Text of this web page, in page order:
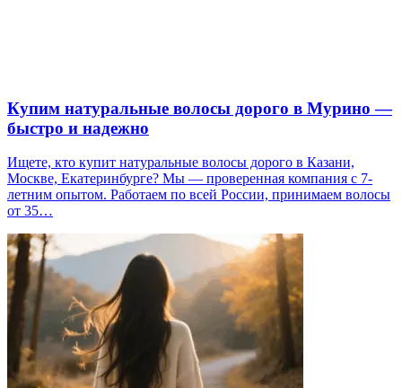
Купим натуральные волосы дорого в Мурино —
быстро и надежно
Ищете, кто купит натуральные волосы дорого в Казани,
Москве, Екатеринбурге? Мы — проверенная компания с 7-
летним опытом. Работаем по всей России, принимаем волосы
от 35…